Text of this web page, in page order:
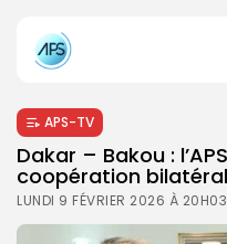
APS-TV
Dakar – Bakou :
coopération
LUNDI 9 FÉVRIER 2026 À 20H03